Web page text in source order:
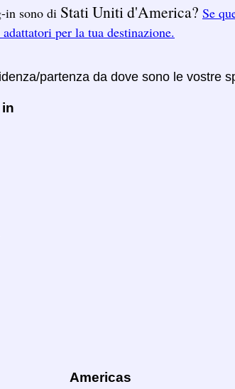
in sono di Stati Uniti d'America? Se
per la tua destinazione.
partenza da dove sono le vostre
Americas